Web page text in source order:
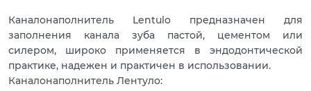
Каналонаполнитель Lentulo предназначен для
заполнения канала зуба пастой, цементом или
силером, широко применяется в эндодонтической
практике, надежен и практичен в использовании.
Каналонаполнитель Лентуло: